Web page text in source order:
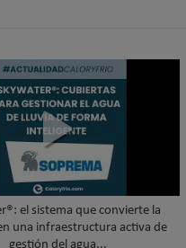
el sistema que convierte la
una infraestructura activa de
gestión del agua...